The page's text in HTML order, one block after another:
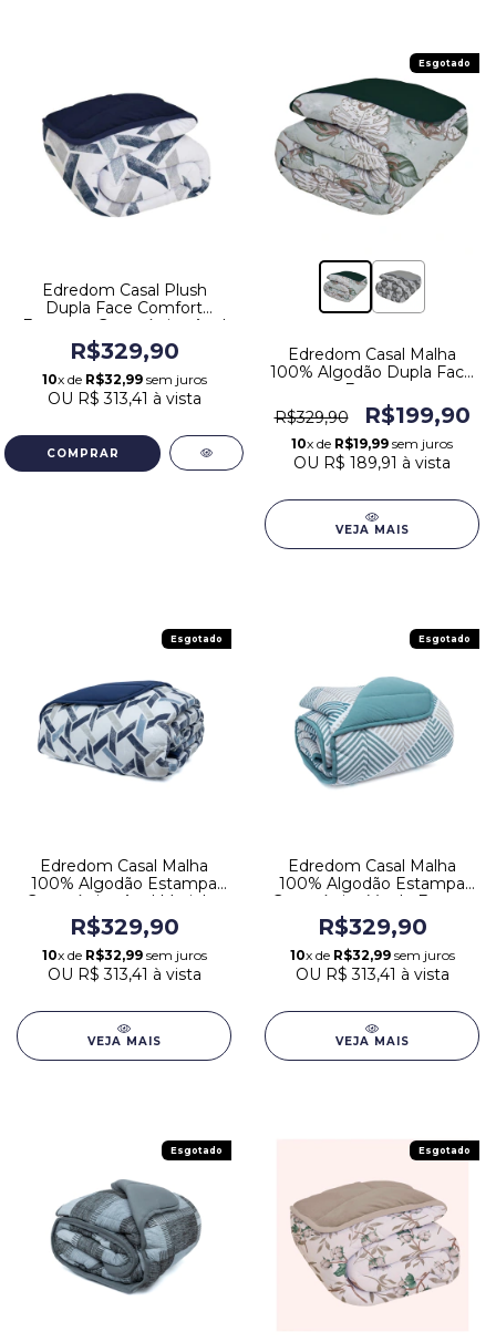
Edredom Casal Plush
Dupla Face Comfort
Estampa Geométrica Azul
Marinho Europa
R$329,90
10x de R$32,99sem juros
OU R$ 313,41 à vista
Esgotado
Edredom Casal Malha
100% Algodão Dupla Face
Europa
R$329,90
R$199,90
10x de R$19,99 sem juros
OU R$ 189,91 à vista
VEJA MAIS
Esgotado
Edredom Casal Malha
100% Algodão Estampa
Geométrica Azul Marinho
Europa
R$329,90
10x de R$32,99sem juros
OU R$ 313,41 à vista
VEJA MAIS
Esgotado
Edredom Casal Malha
100% Algodão Estampa
Geométrica Verde Europa
R$329,90
10x de R$32,99sem juros
OU R$ 313,41 à vista
VEJA MAIS
Esgotado Esgotado